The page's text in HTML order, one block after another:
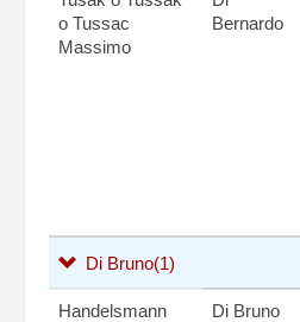
o Tussac
Massimo
Bernardo
Di Bruno(1)
Handelsmann
Di Bruno